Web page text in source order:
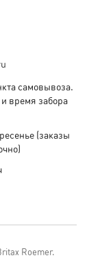
самовывоза.
время забора
(заказы
Roemer.